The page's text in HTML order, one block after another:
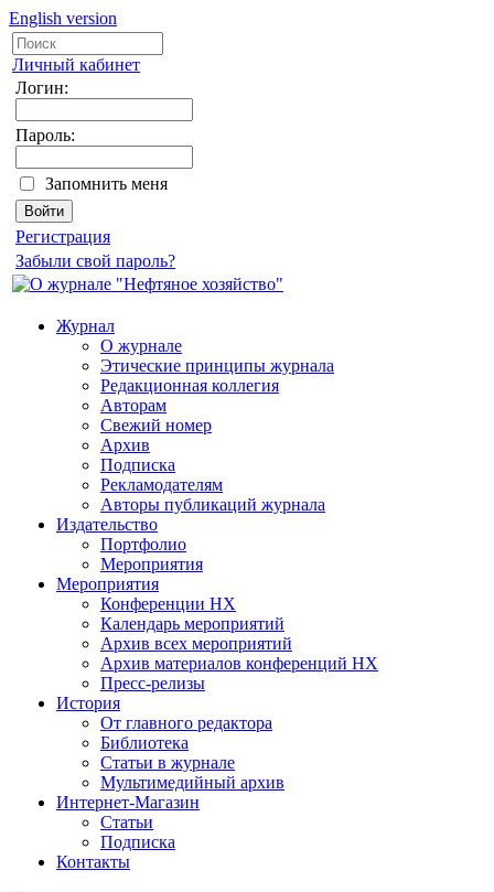
English version
Личный кабинет
Логин:
Пароль:
Запомнить меня
Регистрация
Забыли свой пароль?
Журнал
О журнале
Этические принципы журнала
Редакционная коллегия
Авторам
Свежий номер
Архив
Подписка
Рекламодателям
Авторы публикаций журнала
Издательство
Портфолио
Мероприятия
Мероприятия
Конференции НХ
Календарь мероприятий
Архив всех мероприятий
Архив материалов конференций НХ
Пресс-релизы
История
От главного редактора
Библиотека
Статьи в журнале
Мультимедийный архив
Интернет-Магазин
Статьи
Подписка
Контакты